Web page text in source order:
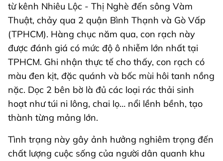
từ kênh Nhiêu Lộc - Thị Nghè đến sông Vàm
Thuật, chảy qua 2 quận Bình Thạnh và Gò Vấp
(TPHCM). Hàng chục năm qua, con rạch này
được đánh giá có mức độ ô nhiễm lớn nhất tại
TPHCM. Ghi nhận thực tế cho thấy, con rạch có
màu đen kịt, đặc quánh và bốc mùi hôi tanh nồng
nặc. Dọc 2 bên bờ là đủ các loại rác thải sinh
hoạt như túi ni lông, chai lọ… nổi lềnh bềnh, tạo
thành từng mảng lớn.
Tình trạng này gây ảnh hưởng nghiêm trọng đến
chất lượng cuộc sống của người dân quanh khu